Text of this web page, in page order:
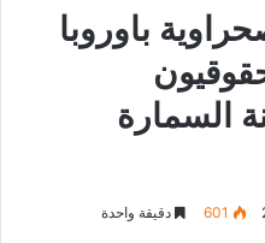
باوروبا
السمارة
601 دقيقة واحدة